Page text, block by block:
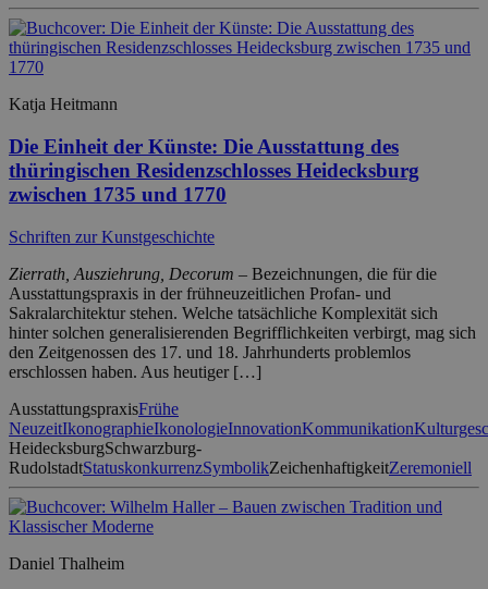
Katja Heitmann
Die Einheit der Künste: Die Ausstattung des
thüringischen Residenzschlosses Heidecksburg
zwischen 1735 und 1770
Schriften zur Kunstgeschichte
Zierrath, Ausziehrung, Decorum – Bezeichnungen, die für die
Ausstattungspraxis in der frühneuzeitlichen Profan- und
Sakralarchitektur stehen. Welche tatsächliche Komplexität sich
hinter solchen generalisierenden Begrifflichkeiten verbirgt, mag sich
den Zeitgenossen des 17. und 18. Jahrhunderts problemlos
erschlossen haben. Aus heutiger […]
AusstattungspraxisFrühe
NeuzeitIkonographieIkonologieInnovationKommunikation
HeidecksburgSchwarzburg-
RudolstadtStatuskonkurrenzSymbolikZeichenhaftigkeitZeremoniell
Daniel Thalheim